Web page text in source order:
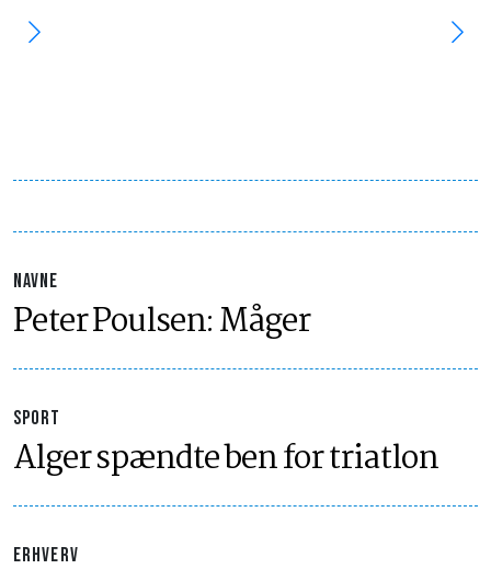
NAVNE
Peter Poulsen: Måger
SPORT
Alger spændte ben for triatlon
ERHVERV